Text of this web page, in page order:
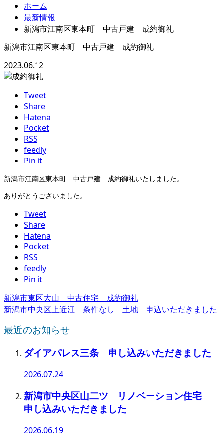
ホーム
最新情報
新潟市江南区東本町 中古戸建 成約御礼
新潟市江南区東本町 中古戸建 成約御礼
2023.06.12
Tweet
Share
Hatena
Pocket
RSS
feedly
Pin it
新潟市江南区東本町 中古戸建 成約御礼いたしました。
ありがとうございました。
Tweet
Share
Hatena
Pocket
RSS
feedly
Pin it
新潟市東区大山 中古住宅 成約御礼
新潟市中央区上近江 条件なし 土地 申込いただきました
最近のお知らせ
ダイアパレス三条 申し込みいただきました
2026.07.24
新潟市中央区山二ツ リノベーション住宅
申し込みいただきました
2026.06.19